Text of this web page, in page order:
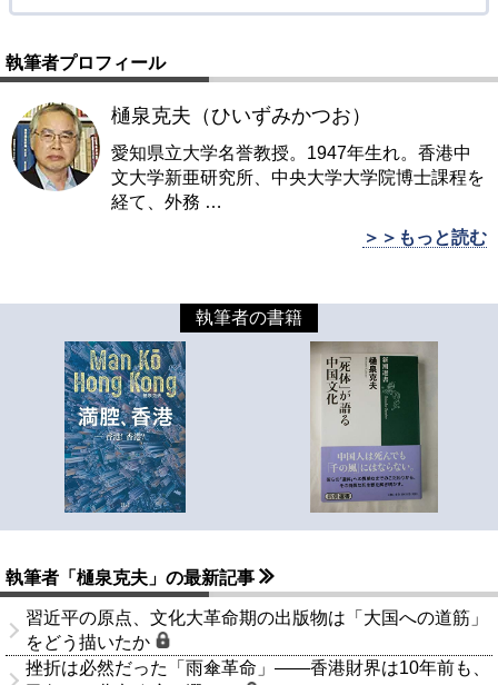
執筆者プロフィール
樋泉克夫（ひいずみかつお）
愛知県立大学名誉教授。1947年生れ。香港中
文大学新亜研究所、中央大学大学院博士課程を
経て、外務 …
＞＞もっと読む
執筆者の書籍
執筆者「樋泉克夫」の最新記事
習近平の原点、文化大革命期の出版物は「大国への道筋」
をどう描いたか
挫折は必然だった「雨傘革命」――香港財界は10年前も、